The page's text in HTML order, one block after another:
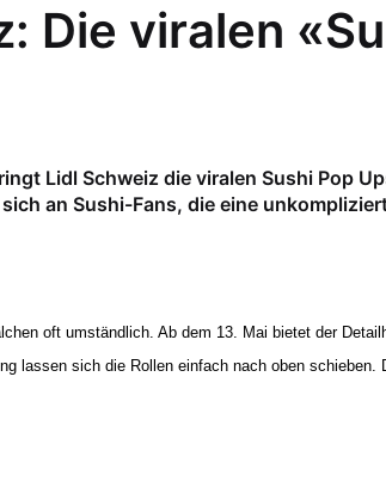
Die viralen
Lidl Schweiz die viralen Sushi Pop
an Sushi-Fans, die eine
oft umständlich. Ab dem 13. Mai bietet der
lassen sich die Rollen einfach nach oben